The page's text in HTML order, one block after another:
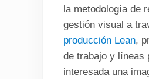
la metodología de
gestión visual a
producción Lean,
de trabajo y líneas
interesada una